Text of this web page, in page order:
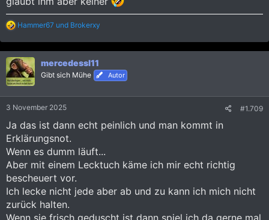
R
a
k
t
i
o
n
Hammer67 und Brokerxy
mercedessl11
Gibt sich Mühe Autor
3 November 2025 #1.709
Ja das ist dann echt peinlich und man kommt in
Erklärungsnot.
Wenn es dumm läuft...
Aber mit einem Lecktuch käme ich mir echt richtig
bescheuert vor.
Ich lecke nicht jede aber ab und zu kann ich mich nicht
zurück halten.